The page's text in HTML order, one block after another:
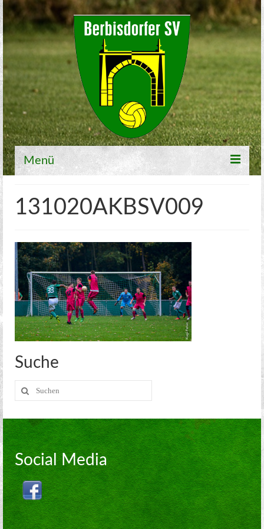
Menü
Fußball
1. Mannschaft
Kreisoberliga Meißen
2. Mannschaft
2. Stadtklasse Dresden
Alte Herren
Jugend
Aerobic
Kegel Clubs
Kegel Clubs im Detail
Trainingszeiten und Ansprechpartner
Meisterschaft
131020AKBSV009
Suche
Suche
nach:
Social Media